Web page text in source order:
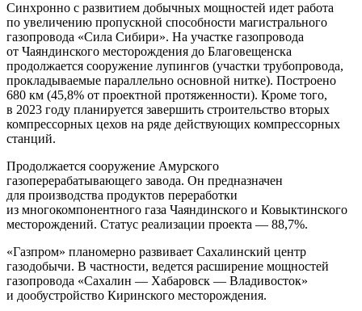
Синхронно с развитием добычных мощностей идет работа
по увеличению пропускной способности магистрального
газопровода «Сила Сибири». На участке газопровода
от Чаяндинского месторождения до Благовещенска
продолжается сооружение лупингов (участки трубопровода,
прокладываемые параллельно основной нитке). Построено
680 км (45,8% от проектной протяженности). Кроме того,
в 2023 году планируется завершить строительство вторых
компрессорных цехов на ряде действующих компрессорных
станций.
Продолжается сооружение Амурского
газоперерабатывающего завода. Он предназначен
для производства продуктов переработки
из многокомпонентного газа Чаяндинского и Ковыктинского
месторождений. Статус реализации проекта — 88,7%.
«Газпром» планомерно развивает Сахалинский центр
газодобычи. В частности, ведется расширение мощностей
газопровода «Сахалин — Хабаровск — Владивосток»
и дообустройство Киринского месторождения.